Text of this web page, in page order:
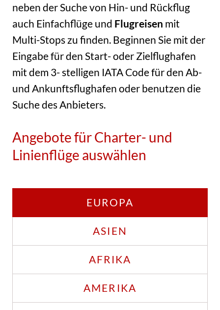
neben der Suche von Hin- und Rückflug
auch Einfachflüge und Flugreisen mit
Multi-Stops zu finden. Beginnen Sie mit der
Eingabe für den Start- oder Zielflughafen
mit dem 3- stelligen IATA Code für den Ab-
und Ankunftsflughafen oder benutzen die
Suche des Anbieters.
Angebote für Charter- und
Linienflüge auswählen
EUROPA
ASIEN
AFRIKA
AMERIKA